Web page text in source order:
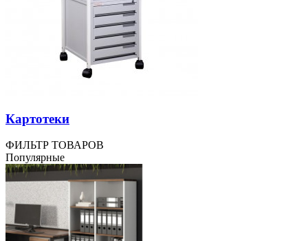
Картотеки
ФИЛЬТР ТОВАРОВ
Популярные